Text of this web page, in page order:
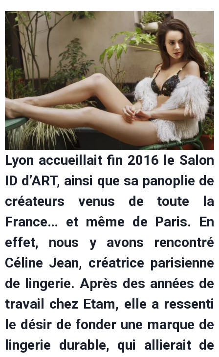
Lyon accueillait fin 2016 le Salon
ID d’ART, ainsi que sa panoplie de
créateurs venus de toute la
France… et même de Paris. En
effet, nous y avons rencontré
Céline Jean, créatrice parisienne
de lingerie. Après des années de
travail chez Etam, elle a ressenti
le désir de fonder une marque de
lingerie durable, qui allierait de